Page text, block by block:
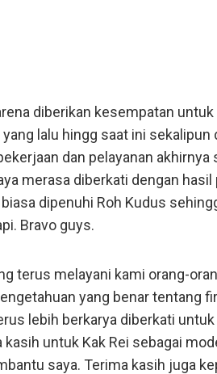
diberikan kesempatan
lalu hingg saat ini
dan pelayanan akhirnya
merasa diberkati dengan hasil
dipenuhi Roh Kudus
Bravo guys.
terus melayani kami orang-
yang benar tentang
lebih berkarya diberkati
untuk Kak Rei sebagai
saya. Terima kasih juga